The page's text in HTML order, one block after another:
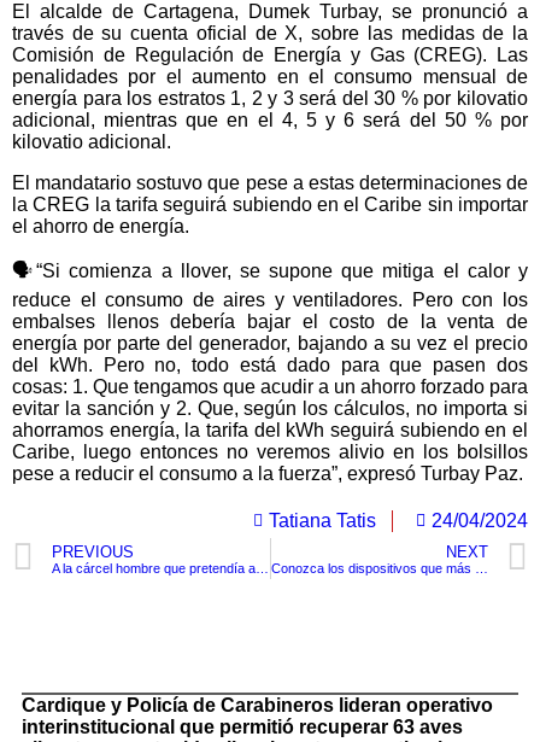
El alcalde de Cartagena, Dumek Turbay, se pronunció a
través de su cuenta oficial de X, sobre las medidas de la
Comisión de Regulación de Energía y Gas (CREG). Las
penalidades por el aumento en el consumo mensual de
energía para los estratos 1, 2 y 3 será del 30 % por kilovatio
adicional, mientras que en el 4, 5 y 6 será del 50 % por
kilovatio adicional.
El mandatario sostuvo que pese a estas determinaciones de
la CREG la tarifa seguirá subiendo en el Caribe sin importar
el ahorro de energía.
🗣️“Si comienza a llover, se supone que mitiga el calor y
reduce el consumo de aires y ventiladores. Pero con los
embalses llenos debería bajar el costo de la venta de
energía por parte del generador, bajando a su vez el precio
del kWh. Pero no, todo está dado para que pasen dos
cosas: 1. Que tengamos que acudir a un ahorro forzado para
evitar la sanción y 2. Que, según los cálculos, no importa si
ahorramos energía, la tarifa del kWh seguirá subiendo en el
Caribe, luego entonces no veremos alivio en los bolsillos
pese a reducir el consumo a la fuerza”, expresó Turbay Paz.
Tatiana Tatis 24/04/2024
PREVIOUS NEXT
Cardique y Policía de Carabineros lideran operativo
interinstitucional que permitió recuperar 63 aves